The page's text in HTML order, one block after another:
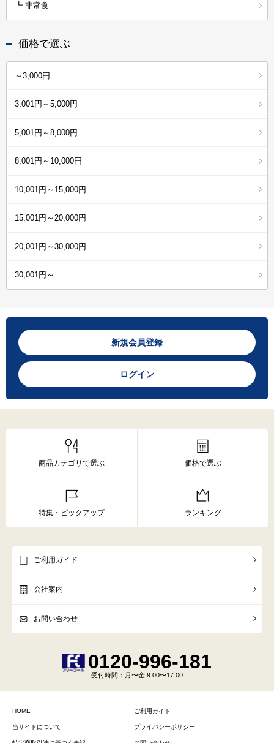
┗ 非常食
価格で選ぶ
～3,000円
3,001円～5,000円
5,001円～8,000円
8,001円～10,000円
10,001円～15,000円
15,001円～20,000円
20,001円～30,000円
30,001円～
新規会員登録
ログイン
商品カテゴリで選ぶ 価格で選ぶ
特集・ピックアップ ランキング
ご利用ガイド
会社案内
お問い合わせ
0120-996-181
受付時間 ：月〜金 9:00〜17:00
HOME ご利用ガイド
当サイトについて プライバシーポリシー